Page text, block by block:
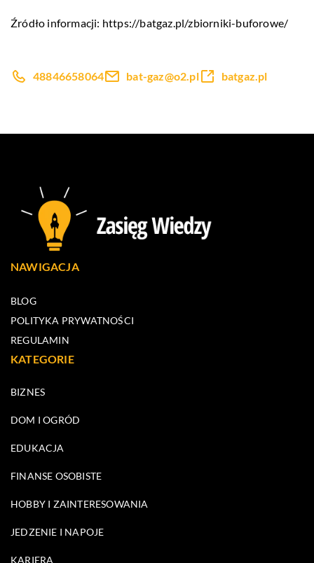
Źródło informacji: https://batgaz.pl/zbiorniki-buforowe/
48846658064 bat-gaz@o2.pl batgaz.pl
NAWIGACJA
BLOG
POLITYKA PRYWATNOŚCI
REGULAMIN
KATEGORIE
BIZNES
DOM I OGRÓD
EDUKACJA
FINANSE OSOBISTE
HOBBY I ZAINTERESOWANIA
JEDZENIE I NAPOJE
KARIERA